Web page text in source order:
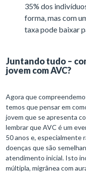
35% dos
forma, mas com
taxa pode baixar
Juntando tudo –
jovem com AVC?
Agora que
temos que pensar em
jovem que se apresenta
lembrar que AVC é um
50 anos e, especialmente
doenças que são
atendimento inicial. Isto
múltipla, migrânea com